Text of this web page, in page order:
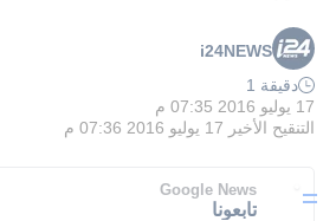
i24NEWS
دقيقة 1
17 يوليو 2016 07:35 م
التنقيح الأخير 17 يوليو 2016 07:36 م
Google News
تابعونا